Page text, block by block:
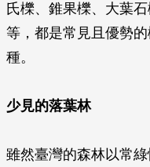
氏櫟、錐果櫟、大葉
等，都是常見且優勢
種。
少見的落葉林
雖然臺灣的森林以常